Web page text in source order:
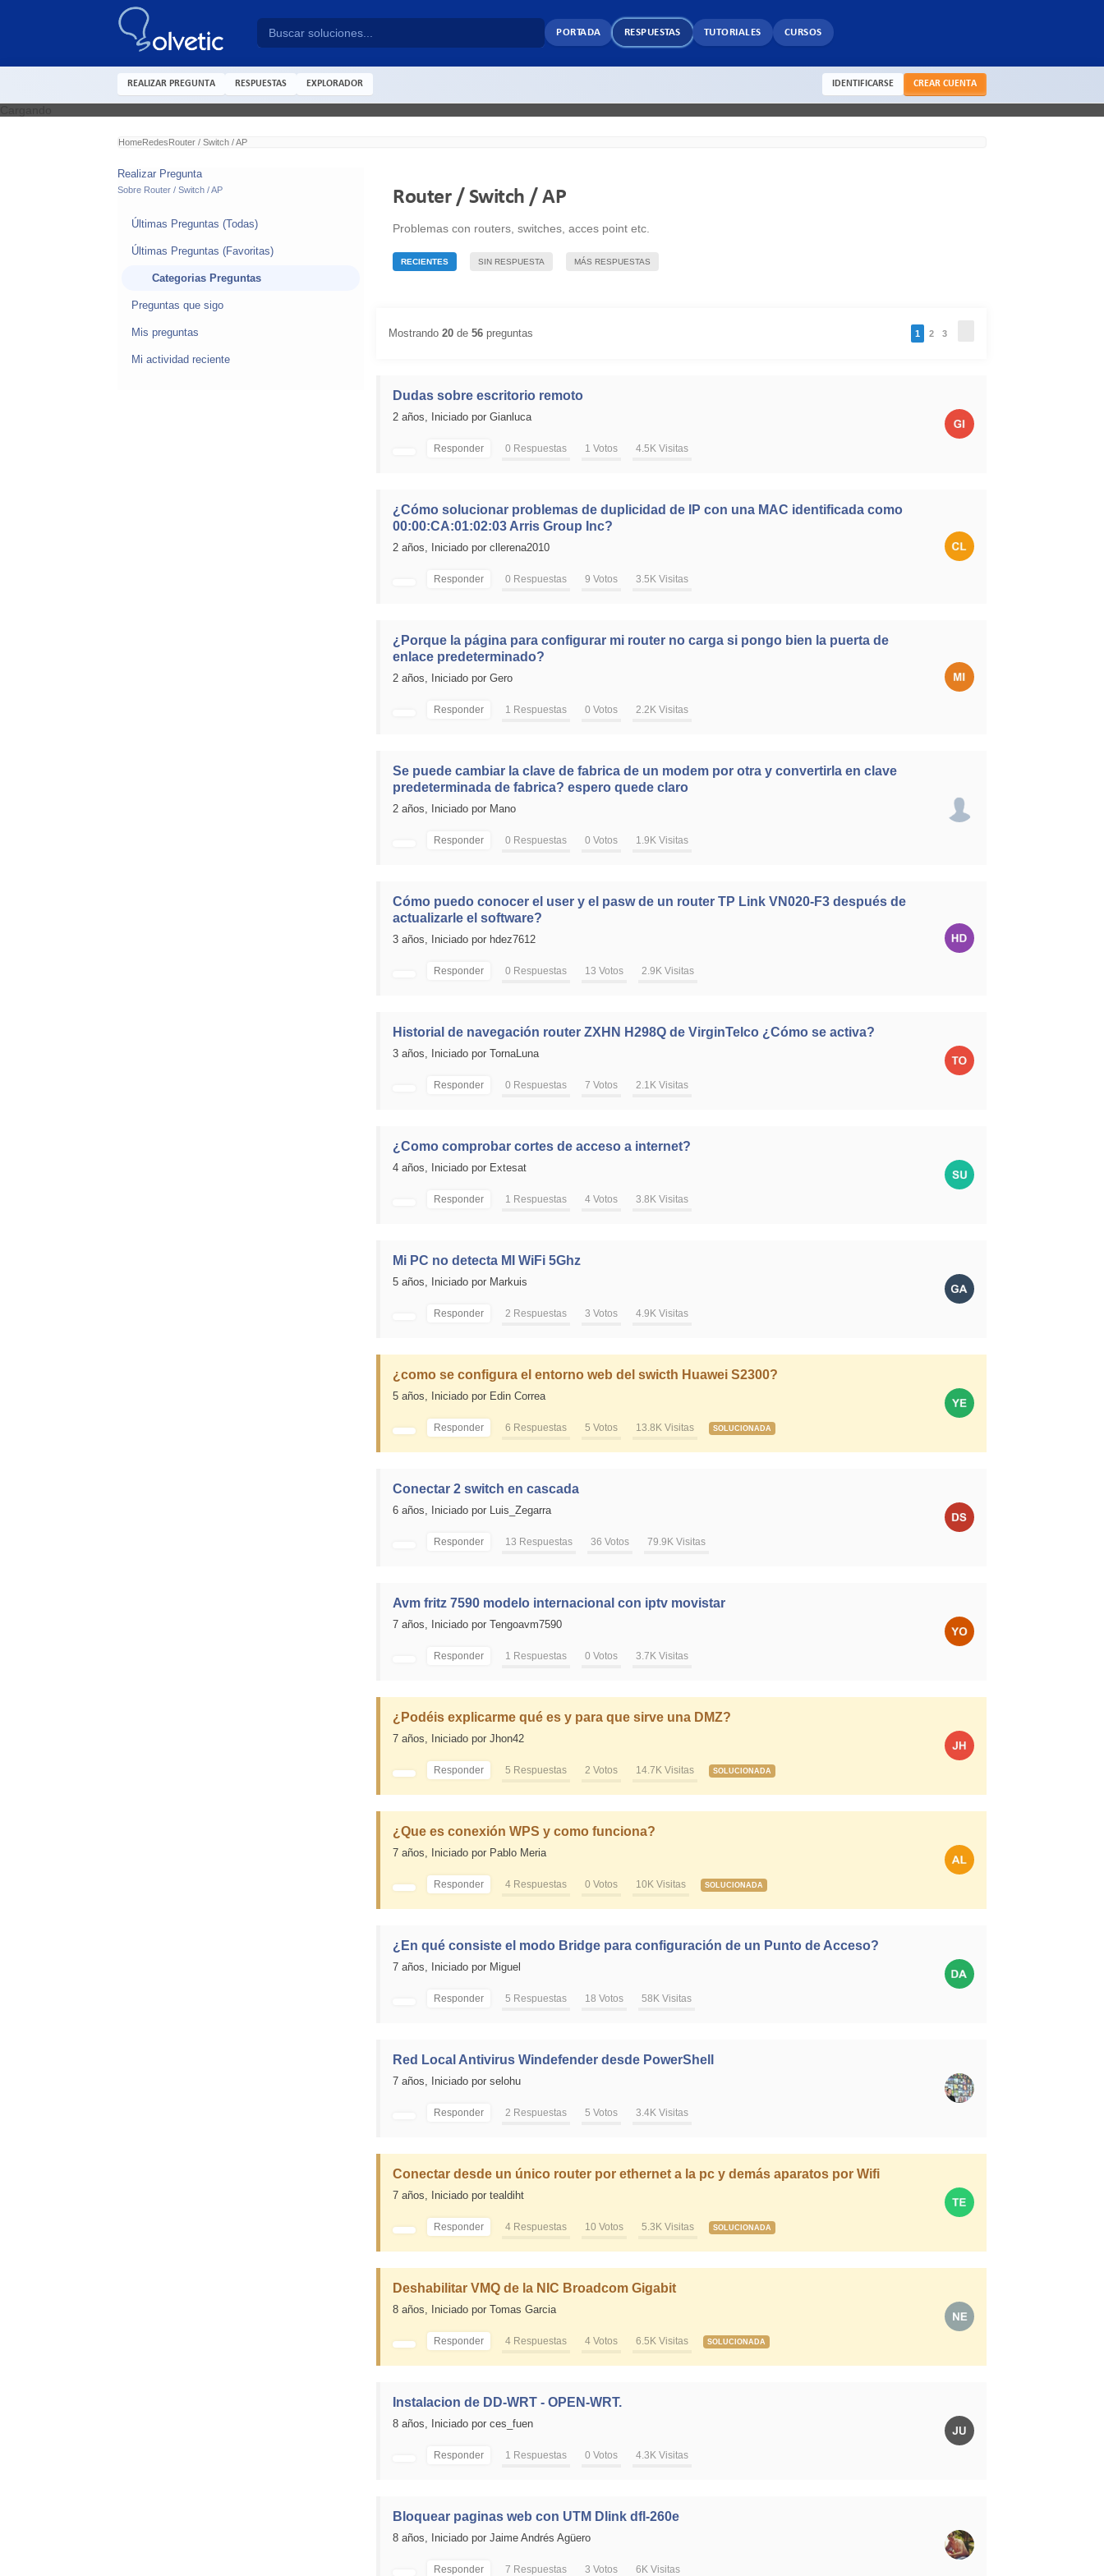
PORTADA RESPUESTAS TUTORIALES CURSOS
REALIZAR PREGUNTA RESPUESTAS EXPLORADOR IDENTIFICARSE CREAR CUENTA
HomeRedesRouter / Switch / AP
Realizar Pregunta
Sobre Router / Switch / AP
Últimas Preguntas (Todas)
Últimas Preguntas (Favoritas)
Categorias Preguntas
Preguntas que sigo
Mis preguntas
Mi actividad reciente
Router / Switch / AP
Problemas con routers, switches, acces point etc.
RECIENTES SIN RESPUESTA MÁS RESPUESTAS
Mostrando 20 de 56 preguntas 1 2 3
Dudas sobre escritorio remoto
2 años, Iniciado por Gianluca
Responder 0 Respuestas 1 Votos 4.5K Visitas
¿Cómo solucionar problemas de duplicidad de IP con una MAC identificada como
00:00:CA:01:02:03 Arris Group Inc?
2 años, Iniciado por cllerena2010
Responder 0 Respuestas 9 Votos 3.5K Visitas
¿Porque la página para configurar mi router no carga si pongo bien la puerta de
enlace predeterminado?
2 años, Iniciado por Gero
Responder 1 Respuestas 0 Votos 2.2K Visitas
Se puede cambiar la clave de fabrica de un modem por otra y convertirla en clave
predeterminada de fabrica? espero quede claro
2 años, Iniciado por Mano
Responder 0 Respuestas 0 Votos 1.9K Visitas
Cómo puedo conocer el user y el pasw de un router TP Link VN020-F3 después de
actualizarle el software?
3 años, Iniciado por hdez7612
Responder 0 Respuestas 13 Votos 2.9K Visitas
Historial de navegación router ZXHN H298Q de VirginTelco ¿Cómo se activa?
3 años, Iniciado por TornaLuna
Responder 0 Respuestas 7 Votos 2.1K Visitas
¿Como comprobar cortes de acceso a internet?
4 años, Iniciado por Extesat
Responder 1 Respuestas 4 Votos 3.8K Visitas
Mi PC no detecta MI WiFi 5Ghz
5 años, Iniciado por Markuis
Responder 2 Respuestas 3 Votos 4.9K Visitas
¿como se configura el entorno web del swicth Huawei S2300?
5 años, Iniciado por Edin Correa
Responder 6 Respuestas 5 Votos 13.8K Visitas SOLUCIONADA
Conectar 2 switch en cascada
6 años, Iniciado por Luis_Zegarra
Responder 13 Respuestas 36 Votos 79.9K Visitas
Avm fritz 7590 modelo internacional con iptv movistar
7 años, Iniciado por Tengoavm7590
Responder 1 Respuestas 0 Votos 3.7K Visitas
¿Podéis explicarme qué es y para que sirve una DMZ?
7 años, Iniciado por Jhon42
Responder 5 Respuestas 2 Votos 14.7K Visitas SOLUCIONADA
¿Que es conexión WPS y como funciona?
7 años, Iniciado por Pablo Meria
Responder 4 Respuestas 0 Votos 10K Visitas SOLUCIONADA
¿En qué consiste el modo Bridge para configuración de un Punto de Acceso?
7 años, Iniciado por Miguel
Responder 5 Respuestas 18 Votos 58K Visitas
Red Local Antivirus Windefender desde PowerShell
7 años, Iniciado por selohu
Responder 2 Respuestas 5 Votos 3.4K Visitas
Conectar desde un único router por ethernet a la pc y demás aparatos por Wifi
7 años, Iniciado por tealdiht
Responder 4 Respuestas 10 Votos 5.3K Visitas SOLUCIONADA
Deshabilitar VMQ de la NIC Broadcom Gigabit
8 años, Iniciado por Tomas Garcia
Responder 4 Respuestas 4 Votos 6.5K Visitas SOLUCIONADA
Instalacion de DD-WRT - OPEN-WRT.
8 años, Iniciado por ces_fuen
Responder 1 Respuestas 0 Votos 4.3K Visitas
Bloquear paginas web con UTM Dlink dfl-260e
8 años, Iniciado por Jaime Andrés Agüero
Responder 7 Respuestas 3 Votos 6K Visitas